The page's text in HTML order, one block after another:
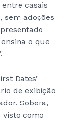
casais
sem adoções
o que
Dates’
de exibição
Sobera,
visto como